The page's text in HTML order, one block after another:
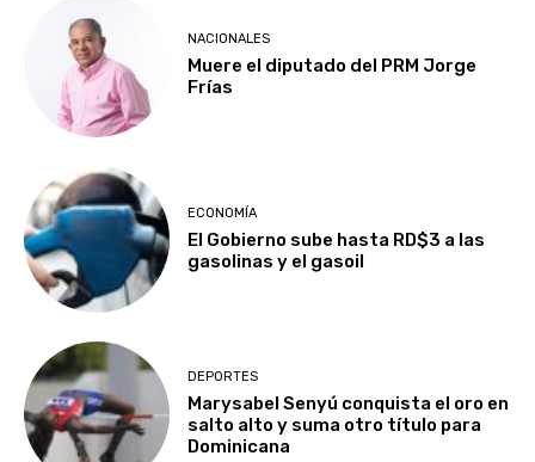
NACIONALES
Muere el diputado del PRM Jorge
Frías
ECONOMÍA
El Gobierno sube hasta RD$3 a las
gasolinas y el gasoil
DEPORTES
Marysabel Senyú conquista el oro en
salto alto y suma otro título para
Dominicana